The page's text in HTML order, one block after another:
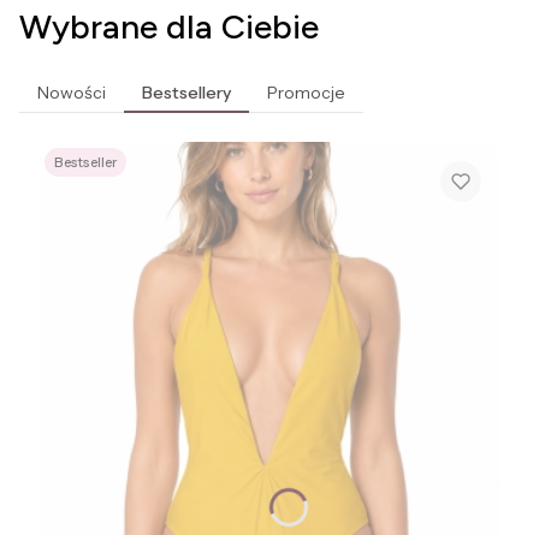
Wybrane dla Ciebie
Nowości Bestsellery Promocje
Bestseller